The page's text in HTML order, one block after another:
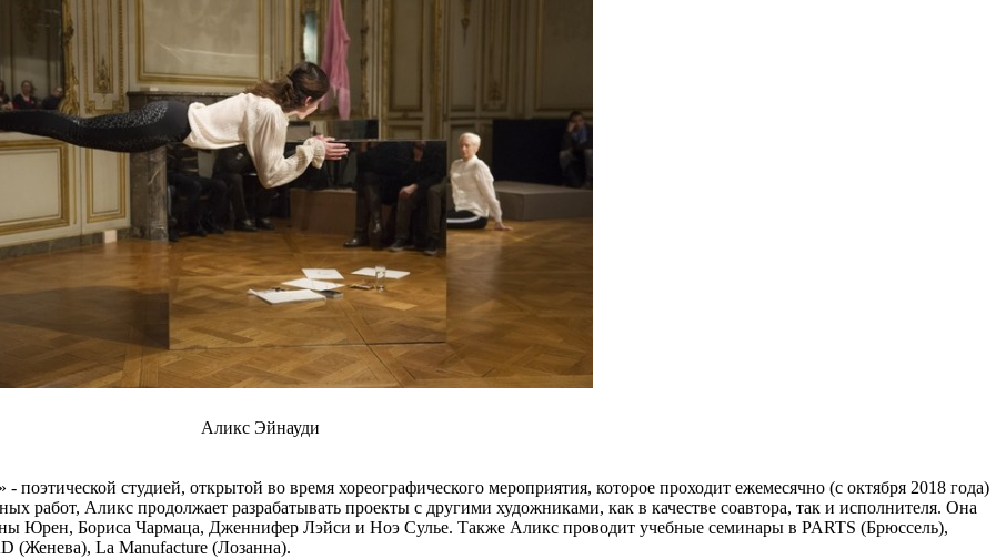
Аликс Эйнауди
студией, открытой во время хореографического мероприятия, которое проходит ежемесячно (с октября 2018 года)
работ, Аликс продолжает разрабатывать проекты с другими художниками, как в качестве соавтора, так и исполнителя. Она
Юрен, Бориса Чармаца, Дженнифер Лэйси и Ноэ Сулье. Также Аликс проводит учебные семинары в PARTS (Брюссель),
(Женева), La Manufacture (Лозанна).